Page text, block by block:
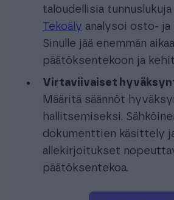
taloudellisia tunnuslukuja
Tekoäly analysoi osto- ja
Sinulle jää enemmän aikaa
päätöksentekoon ja
Virtaviivaiset
Määritä säännöt
hallitsemiseksi.
dokumenttien käsittely
allekirjoitukset
päätöksentekoa.